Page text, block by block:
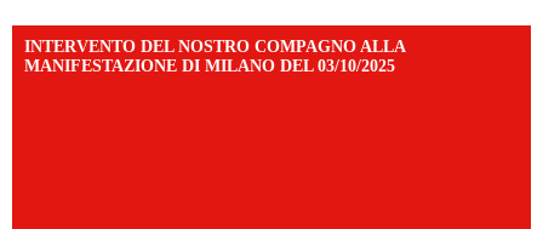
INTERVENTO DEL NOSTRO COMPAGNO ALLA
MANIFESTAZIONE DI MILANO DEL 03/10/2025